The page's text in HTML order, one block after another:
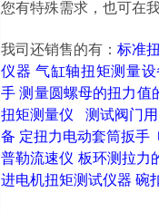
您有特殊需求，也可在
我司还销售的有： 标准
仪器 气缸轴扭矩测量
手 测量圆螺母的扭力值
扭矩测量仪
测试阀门
备 定扭力电动套筒扳手
普勒流速仪 板环测拉力
进电机扭矩测试仪器 碗